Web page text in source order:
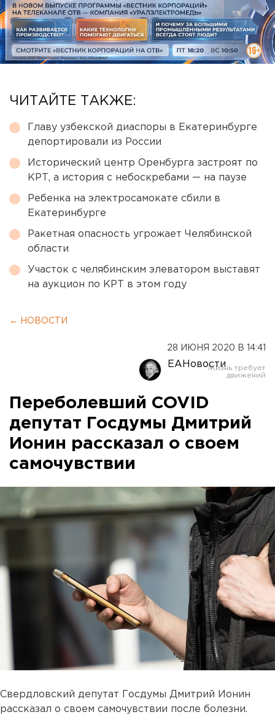
ЧИТАЙТЕ ТАКЖЕ:
Главу узбекской диаспоры в Екатеринбурге
депортировали из России
Исторический центр Оренбурга застроят по
КРТ, а история с небоскребами — на паузе
Ребенка на электросамокате сбили в
Екатеринбурге
Ракетная опасность угрожает Челябинской
области
Участок с челябинским элеватором выставят
на аукцион по КРТ в этом году
← НОВОСТИ
28 ИЮНЯ 2020 В 14:41
ЕАНовости
Переболевший COVID
депутат Госдумы Дмитрий
Ионин рассказал о своем
самочувствии
Свердловский депутат Госдумы Дмитрий Ионин
рассказал о своем самочувствии после болезни.